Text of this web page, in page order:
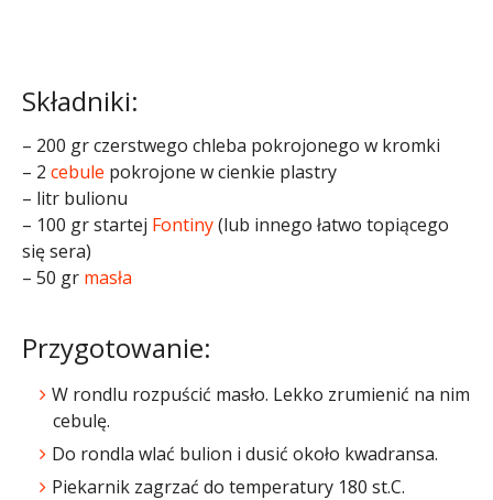
Składniki:
– 200 gr czerstwego chleba pokrojonego w kromki
– 2 cebule pokrojone w cienkie plastry
– litr bulionu
– 100 gr startej Fontiny(lub innego łatwo topiącego
się sera)
– 50 gr masła
Przygotowanie:
W rondlu rozpuścić masło. Lekko zrumienić na nim
cebulę.
Do rondla wlać bulion i dusić około kwadransa.
Piekarnik zagrzać do temperatury 180 st.C.